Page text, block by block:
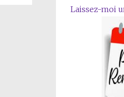
Laissez-moi